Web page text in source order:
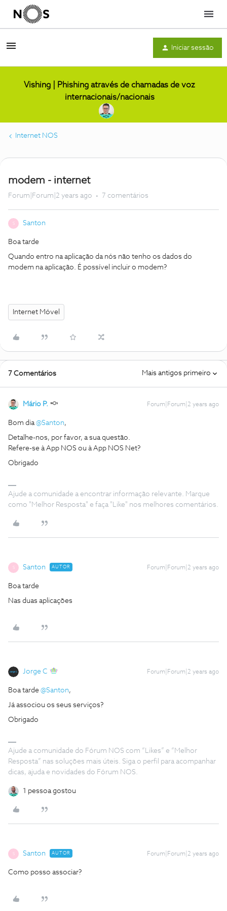
Menu
Iniciar sessão
Vishing | Phishing através de chamadas de voz
internacionais/nacionais
Internet NOS
modem - internet
Forum|Forum|2 years ago 7 comentários
S Santon
Boa tarde
Quando entro na aplicação da nós não tenho os dados do
modem na aplicação. É possível incluir o modem?
Internet Móvel
7 Comentários Mais antigos primeiro
Mário P. Forum|Forum|2 years ago
Bom dia@Santon,
Detalhe-nos, por favor, a sua questão.
Refere-se à App NOS ou à App NOS Net?
Obrigado
Ajude a comunidade a encontrar informação relevante. Marque
como "Melhor Resposta" e faça "Like" nos melhores comentários.
S Santon AUTOR Forum|Forum|2 years ago
Boa tarde
Nas duas aplicações
Jorge C Forum|Forum|2 years ago
Boa tarde @Santon,
Já associou os seus serviços?
Obrigado
Ajude a comunidade do Fórum NOS com “Likes” e “Melhor
Resposta” nas soluções mais úteis. Siga o perfil para acompanhar
dicas, ajuda e novidades do Fórum NOS.
1 pessoa gostou
S Santon AUTOR Forum|Forum|2 years ago
Como posso associar?